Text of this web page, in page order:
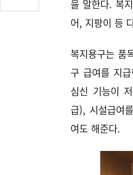
글
을 말한다. 복
어, 지팡이 등
복지용구는 품
구 급여를 지
심신 기능이
급), 시설급여
여도 해준다.